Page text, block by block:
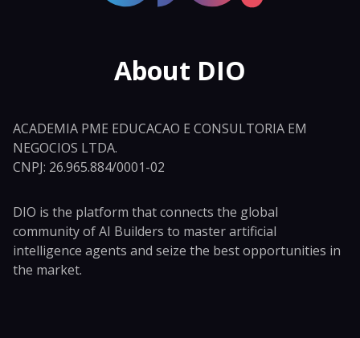
About DIO
ACADEMIA PME EDUCACAO E CONSULTORIA EM
NEGOCIOS LTDA.
CNPJ: 26.965.884/0001-02
DIO is the platform that connects the global
community of AI Builders to master artificial
intelligence agents and seize the best opportunities in
the market.